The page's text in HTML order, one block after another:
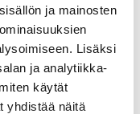
ja mainosten
Lisäksi
ja analytiikka-
käytät
yhdistää näitä